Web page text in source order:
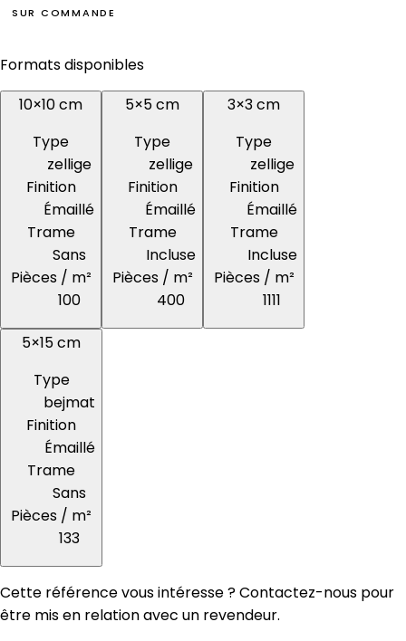
SUR COMMANDE
Formats disponibles
10×10 cm
Type
zellige
Finition
Émaillé
Trame
Sans
Pièces / m²
100
5×5 cm
Type
zellige
Finition
Émaillé
Trame
Incluse
Pièces / m²
400
3×3 cm
Type
zellige
Finition
Émaillé
Trame
Incluse
Pièces / m²
1111
5×15 cm
Type
bejmat
Finition
Émaillé
Trame
Sans
Pièces / m²
133
Cette référence vous intéresse ? Contactez-nous pour
être mis en relation avec un revendeur.